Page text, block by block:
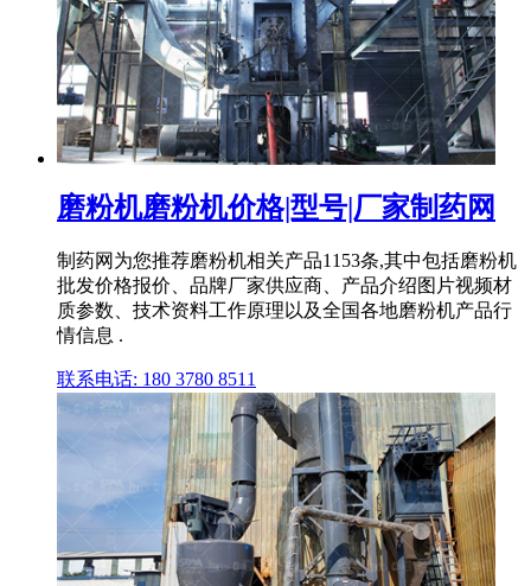
磨粉机磨粉机价格|型号|厂家制药网
制药网为您推荐磨粉机相关产品1153条,其中包括磨粉机
批发价格报价、品牌厂家供应商、产品介绍图片视频材
质参数、技术资料工作原理以及全国各地磨粉机产品行
情信息 .
联系电话: 180 3780 8511